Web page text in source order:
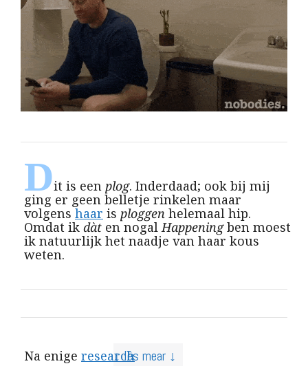
Dit is een plog. Inderdaad; ook bij mij
ging er geen belletje rinkelen maar
volgens haar is ploggen helemaal hip.
Omdat ik dàt en nogalHappeningben moest
ik natuurlijk het naadje van haar kous
weten.
Na enige research↓ lês mear ↓